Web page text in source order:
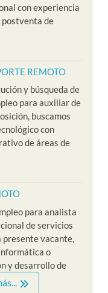
con experiencia
de
REMOTO
y búsqueda de
para auxiliar de
buscamos
con
de áreas de
para analista
de servicios
vacante,
o
y desarrollo de